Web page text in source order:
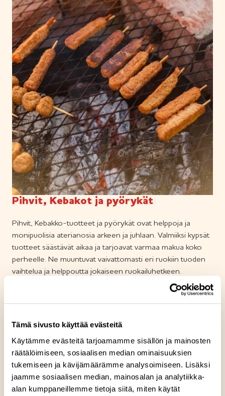
Tämä sivusto käyttää evästeitä
Käytämme evästeitä tarjoamamme sisällön ja mainosten
räätälöimiseen, sosiaalisen median ominaisuuksien
tukemiseen ja kävijämäärämme analysoimiseen. Lisäksi
jaamme sosiaalisen median, mainosalan ja analytiikka-
alan kumppaneillemme tietoja siitä, miten käytät
Pihvit, Kebakot ja pyörykät
Pihvit, Kebakko-tuotteet ja pyörykät ovat helppoja ja
monipuolisia aterianosia arkeen ja juhlaan. Valmiiksi kypsät
tuotteet säästävät aikaa ja tarjoavat varmaa makua koko
perheelle. Ne muuntuvat vaivattomasti eri ruokiin tuoden
vaihtelua ja helppoutta jokaiseen ruokailuhetkeen.